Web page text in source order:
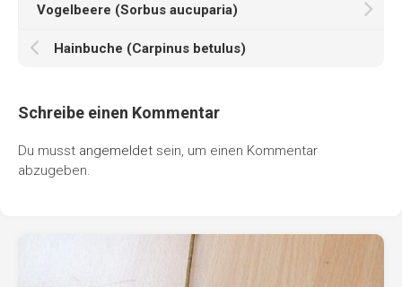
Vogelbeere (Sorbus aucuparia)
Hainbuche (Carpinus betulus)
Schreibe einen Kommentar
Du musst angemeldet sein, um einen Kommentar
abzugeben.